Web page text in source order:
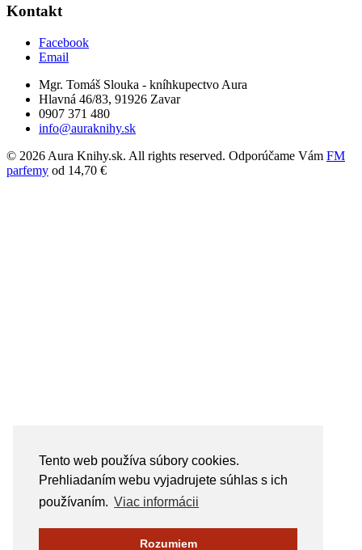
Tento web používa súbory cookies.
Prehliadaním webu vyjadrujete súhlas s ich
používaním. Viac informácii
Rozumiem
Kontakt
Facebook
Email
Mgr. Tomáš Slouka - kníhkupectvo Aura
Hlavná 46/83, 91926 Zavar
0907 371 480
info@auraknihy.sk
© 2026 Aura Knihy.sk. All rights reserved. Odporúčame Vám FM
parfemy od 14,70 €